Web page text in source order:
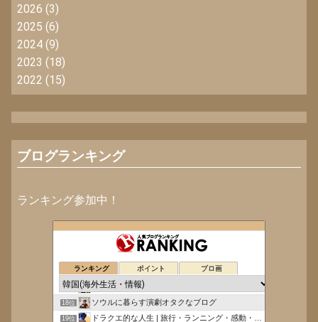
2026 (3)
2025 (6)
2024 (9)
2023 (18)
2022 (15)
ブログランキング
ランキング参加中！
ランキング ポイント ブロ画
釜山の韓国語学院ＫＬＩFF
こりあゆぶろぐ
16位 毎日楽しく暮らしてます in 韓国。
17位 葉茶を飲みながらダラダラ
18位 ソウルに暮らす演劇オタクなブログ
19位 ドラクエ的な人生 | 旅行・ランニング・感動・ライフ